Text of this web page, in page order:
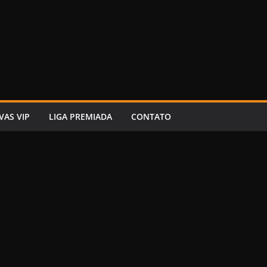
VIP LIGA PREMIADA CONTATO